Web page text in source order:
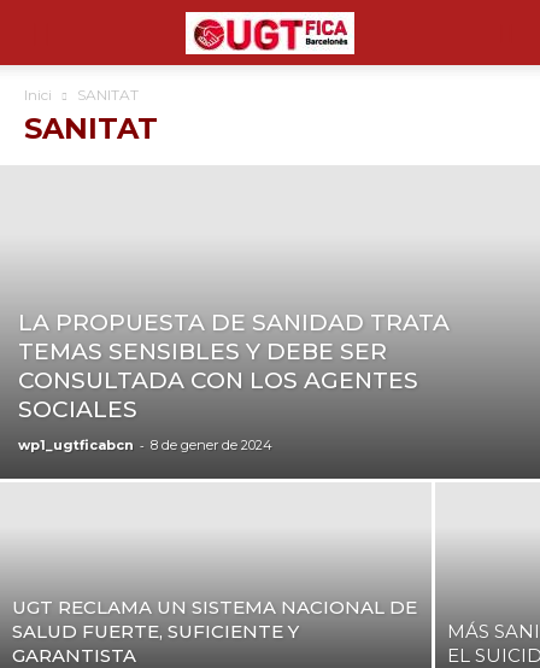
Inici SANITAT
SANITAT
LA PROPUESTA DE SANIDAD TRATA
TEMAS SENSIBLES Y DEBE SER
CONSULTADA CON LOS AGENTES
SOCIALES
wp1_ugtficabcn - 8 de gener de 2024
UGT RECLAMA UN SISTEMA NACIONAL DE
SALUD FUERTE, SUFICIENTE Y
GARANTISTA
MÁS
EL